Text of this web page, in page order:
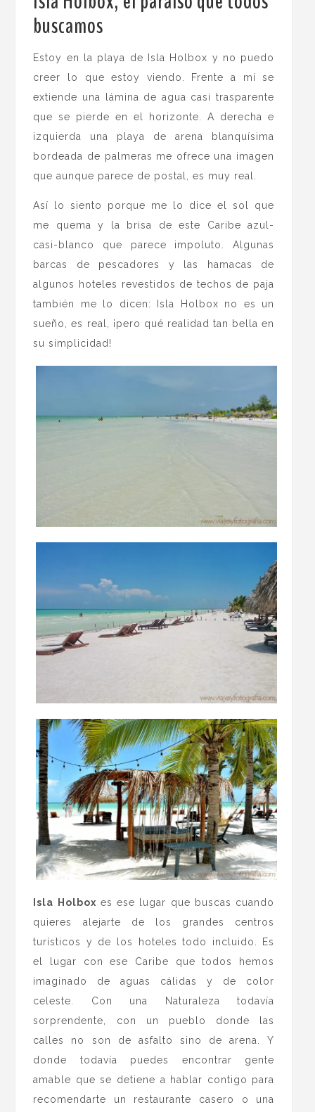
buscamos
Estoy en la playa de Isla Holbox y no puedo
creer lo que estoy viendo. Frente a mí se
extiende una lámina de agua casi trasparente
que se pierde en el horizonte. A derecha e
izquierda una playa de arena blanquísima
bordeada de palmeras me ofrece una imagen
que aunque parece de postal, es muy real.
Así lo siento porque me lo dice el sol que
me quema y la brisa de este Caribe azul-
casi-blanco que parece impoluto. Algunas
barcas de pescadores y las hamacas de
algunos hoteles revestidos de techos de paja
también me lo dicen: Isla Holbox no es un
sueño, es real, ¡pero qué realidad tan bella en
su simplicidad!
Isla Holbox es ese lugar que buscas cuando
quieres alejarte de los grandes centros
turísticos y de los hoteles todo incluido. Es
el lugar con ese Caribe que todos hemos
imaginado de aguas cálidas y de color
celeste. Con una Naturaleza todavía
sorprendente, con un pueblo donde las
calles no son de asfalto sino de arena. Y
donde todavía puedes encontrar gente
amable que se detiene a hablar contigo para
recomendarte un restaurante casero o una